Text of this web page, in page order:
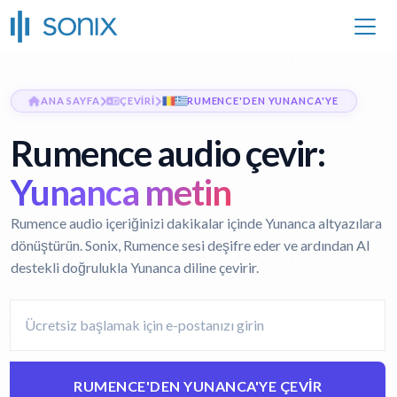
ANA SAYFA ÇEVIRI RUMENCE'DEN YUNANCA'YE
Rumence audio çevir:
Yunanca metin
Rumence audio içeriğinizi dakikalar içinde Yunanca altyazılara
dönüştürün. Sonix, Rumence sesi deşifre eder ve ardından AI
destekli doğrulukla Yunanca diline çevirir.
RUMENCE'DEN YUNANCA'YE ÇEVIR